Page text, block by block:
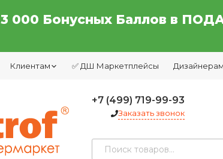
3 000 Бонусных Баллов в
Клиентам ✅ ДШ Маркетплейсы Дизайнерам
+7 (499) 719-99-93
Заказать звонок